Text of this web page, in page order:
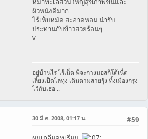
ผิวหนังดีมาก
ไร้เห็บหมัด สะอาดหอม น่ารับ
ประทานกับข้าวสวยร้อนๆ
v
อยู่บ้านไร่ ไร้เน็ต พี่จะกางมอสกิโต้เน็ต
เลี้ยงเป็ดไล่ทุ่ง เดินตามสายรุ้ง ทิ้งเมืองกรุง
ไว้กับเธอ ..
#59
30 มี.ค. 2008, 01:17 น.